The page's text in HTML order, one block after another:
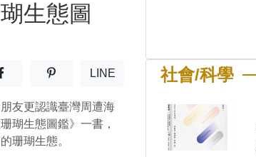
生態圖
享至facebook(另開新視窗)
分享至噗浪(另開新視窗)
LINE
友更認識臺灣周遭海
瑚生態圖鑑》一書，
珊瑚生態。
社會/科學